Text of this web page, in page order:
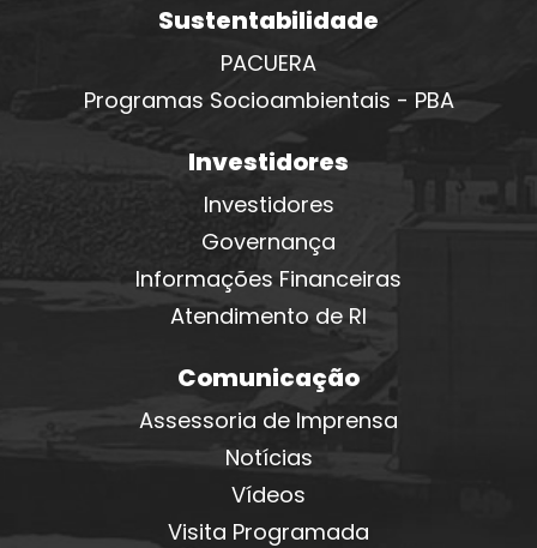
Sustentabilidade
PACUERA
Programas Socioambientais - PBA
Investidores
Investidores
Governança
Informações Financeiras
Atendimento de RI
Comunicação
Assessoria de Imprensa
Notícias
Vídeos
Visita Programada